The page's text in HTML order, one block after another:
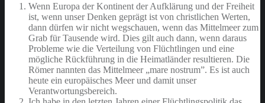
Wenn Europa der Kontinent der Aufklärung und der Freiheit
ist, wenn unser Denken geprägt ist von christlichen Werten,
dann dürfen wir nicht wegschauen, wenn das Mittelmeer zum
Grab für Tausende wird. Dies gilt auch dann, wenn daraus
Probleme wie die Verteilung von Flüchtlingen und eine
mögliche Rückführung in die Heimatländer resultieren. Die
Römer nannten das Mittelmeer „mare nostrum”. Es ist auch
heute ein europäisches Meer und damit unser
Verantwortungsbereich.